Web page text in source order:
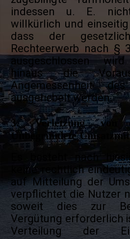
indessen u. E.
willkürlich und
dass der
Rechteerwerb nach §
ausgeschlossen
hinaus die
Angemessenheit
ausgehebelt werden.
3. Verletzung
Unbegründete
Es besteht nach
keine rechtlich
auf Mitteilung der
verpflichtet die Nutzer
soweit dies zur
Vergütung erforderlich
Verteilung der